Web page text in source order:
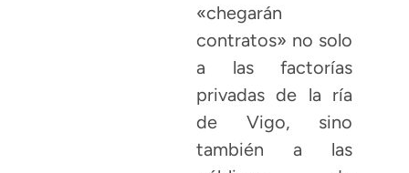
«chegarán
contratos» no solo
a las factorías
privadas de la ría
de Vigo, sino
también a las